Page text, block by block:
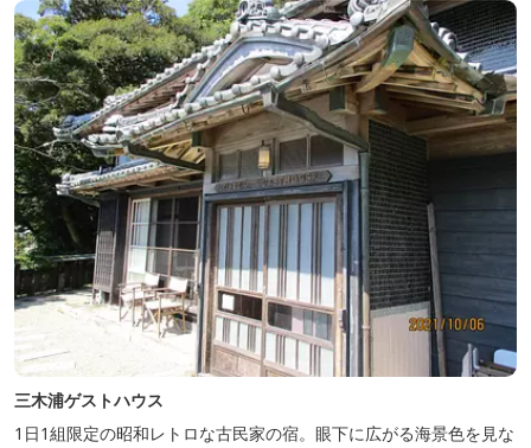
三木浦ゲストハウス
1日1組限定の昭和レトロな古民家の宿。眼下に広がる海景色を見な